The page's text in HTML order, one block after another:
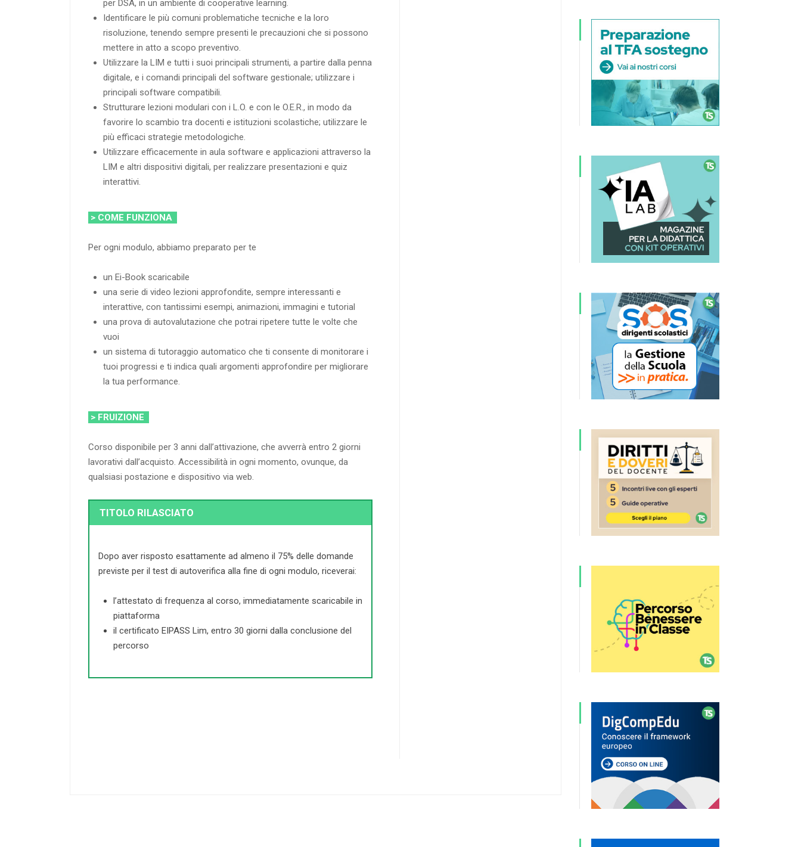
per DSA, in un ambiente di cooperative learning.
Identificare le più comuni problematiche tecniche e la loro
risoluzione, tenendo sempre presenti le precauzioni che si possono
mettere in atto a scopo preventivo.
Utilizzare la LIM e tutti i suoi principali strumenti, a partire dalla penna
digitale, e i comandi principali del software gestionale; utilizzare i
principali software compatibili.
Strutturare lezioni modulari con i L.O. e con le O.E.R., in modo da
favorire lo scambio tra docenti e istituzioni scolastiche; utilizzare le
più efficaci strategie metodologiche.
Utilizzare efficacemente in aula software e applicazioni attraverso la
LIM e altri dispositivi digitali, per realizzare presentazioni e quiz
interattivi.
> COME FUNZIONA
Per ogni modulo, abbiamo preparato per te
un Ei-Book scaricabile
una serie di video lezioni approfondite, sempre interessanti e
interattive, con tantissimi esempi, animazioni, immagini e tutorial
una prova di autovalutazione che potrai ripetere tutte le volte che
vuoi
un sistema di tutoraggio automatico che ti consente di monitorare i
tuoi progressi e ti indica quali argomenti approfondire per migliorare
la tua performance.
> FRUIZIONE
Corso disponibile per 3 anni dall’attivazione, che avverrà entro 2 giorni
lavorativi dall’acquisto. Accessibilità in ogni momento, ovunque, da
qualsiasi postazione e dispositivo via web.
TITOLO RILASCIATO
Dopo aver risposto esattamente ad almeno il 75% delle domande
previste per il test di autoverifica alla fine di ogni modulo, riceverai:
l’attestato di frequenza al corso, immediatamente scaricabile in
piattaforma
il certificato EIPASS Lim, entro 30 giorni dalla conclusione del
percorso